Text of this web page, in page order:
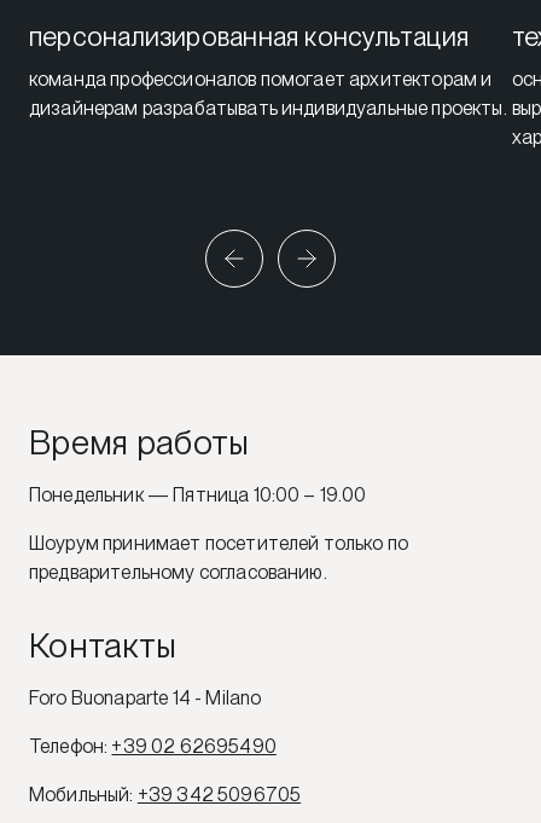
персонализированная консультация
команда профессионалов помогает архитекторам и
дизайнерам разрабатывать индивидуальные проекты.
Время работы
Понедельник — Пятница 10:00 – 19.00
Шоурум принимает посетителей только по
предварительному согласованию.
Контакты
Foro Buonaparte 14 - Milano
Телефон: +39 02 62695490
Мобильный: +39 342 5096705